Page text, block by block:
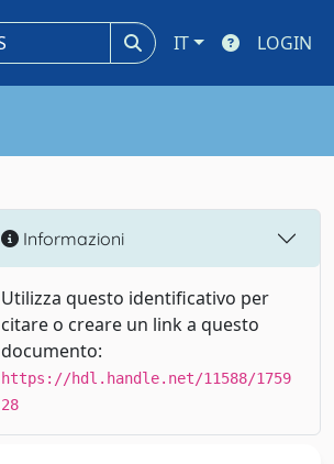
IT LOGIN
Informazioni
Utilizza questo identificativo per
citare o creare un link a questo
documento:
https://hdl.handle.net/11588/1759
28